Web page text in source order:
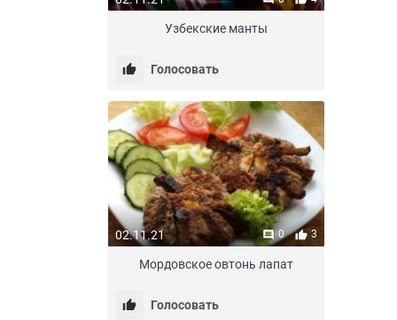
Узбекские манты
Голосовать
02.11.21 0 3
Мордовское овтонь лапат
Голосовать